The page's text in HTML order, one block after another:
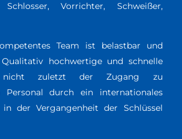
Vorrichter, Schweißer,
Team ist belastbar und
hochwertige und schnelle
nicht zuletzt der Zugang zu
Personal durch ein internationales
in der Vergangenheit der Schlüssel